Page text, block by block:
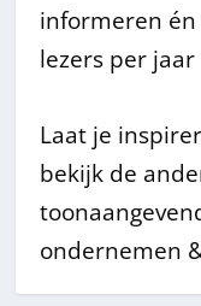
informeren
lezers per
Laat je
bekijk de
ondernemen